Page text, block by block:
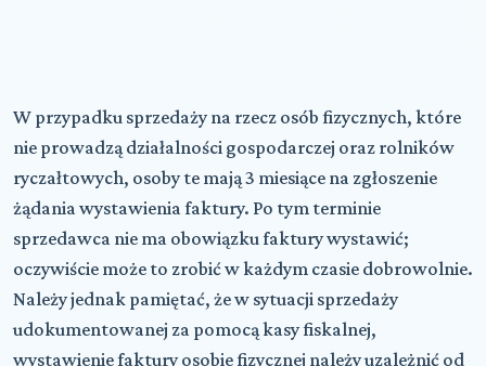
W przypadku sprzedaży na rzecz osób fizycznych, które
nie prowadzą działalności gospodarczej oraz rolników
ryczałtowych, osoby te mają 3 miesiące na zgłoszenie
żądania wystawienia faktury. Po tym terminie
sprzedawca nie ma obowiązku faktury wystawić;
oczywiście może to zrobić w każdym czasie dobrowolnie.
Należy jednak pamiętać, że w sytuacji sprzedaży
udokumentowanej za pomocą kasy fiskalnej,
wystawienie faktury osobie fizycznej należy uzależnić od